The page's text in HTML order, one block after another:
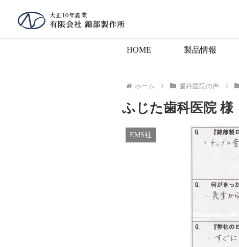
HOME 製品情報
ホーム 歯科医院の声
ふじた歯科医院 様
EMS社